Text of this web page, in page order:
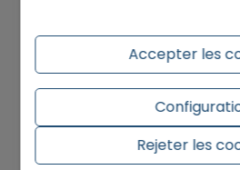
mars 2026, promet une
tranquillité et de vues
Méditerranée. S'étendant
d'environ 1 383 m², la
quatre niveaux et offre
superficie construite de 609
En savoir plus
Accepter les
Rejeter les